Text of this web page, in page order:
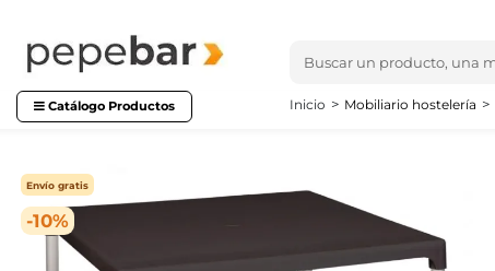
Catálogo Productos Inicio Mobiliario hostelería
-10%
Envío gratis